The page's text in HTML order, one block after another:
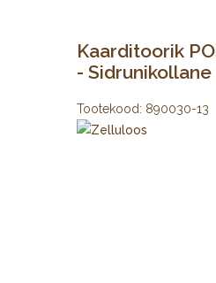
Kaarditoorik
- Sidrunikollane
Tootekood: 890030-13